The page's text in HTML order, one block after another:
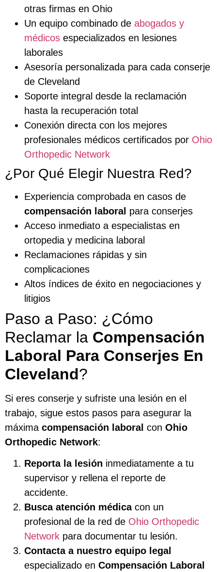
otras firmas en Ohio
Un equipo combinado de abogados y
médicos especializados en lesiones
laborales
Asesoría personalizada para cada conserje
de Cleveland
Soporte integral desde la reclamación
hasta la recuperación total
Conexión directa con los mejores
profesionales médicos certificados por Ohio
Orthopedic Network
¿Por Qué Elegir Nuestra Red?
Experiencia comprobada en casos de
compensación laboral para conserjes
Acceso inmediato a especialistas en
ortopedia y medicina laboral
Reclamaciones rápidas y sin
complicaciones
Altos índices de éxito en negociaciones y
litigios
Paso a Paso: ¿Cómo
Reclamar la Compensación
Laboral Para Conserjes En
Cleveland?
Si eres conserje y sufriste una lesión en el
trabajo, sigue estos pasos para asegurar la
máxima compensación laboral con Ohio
Orthopedic Network:
Reporta la lesión inmediatamente a tu
supervisor y rellena el reporte de
accidente.
Busca atención médicacon un
profesional de la red de Ohio Orthopedic
Network para documentar tu lesión.
Contacta a nuestro equipo legal
especializado en Compensación Laboral